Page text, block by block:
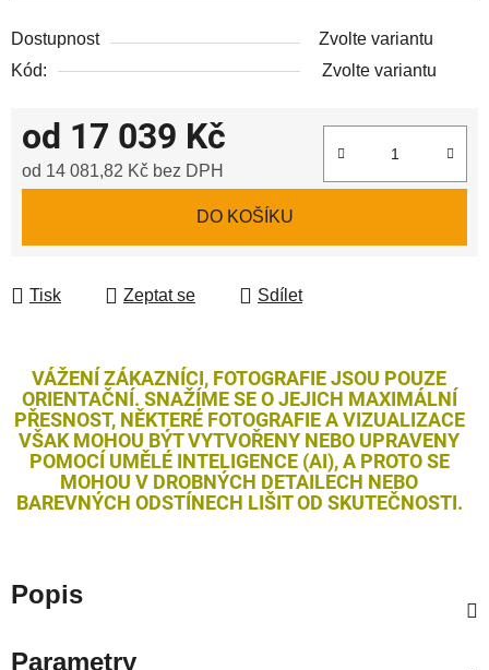
Dostupnost
Zvolte variantu
Kód:
Zvolte variantu
od 17 039 Kč
od 14 081,82 Kč bez DPH
DO KOŠÍKU
Tisk Zeptat se Sdílet
VÁŽENÍ ZÁKAZNÍCI, FOTOGRAFIE JSOU POUZE
ORIENTAČNÍ. SNAŽÍME SE O JEJICH MAXIMÁLNÍ
PŘESNOST, NĚKTERÉ FOTOGRAFIE A VIZUALIZACE
VŠAK MOHOU BÝT VYTVOŘENY NEBO UPRAVENY
POMOCÍ UMĚLÉ INTELIGENCE (AI), A PROTO SE
MOHOU V DROBNÝCH DETAILECH NEBO
BAREVNÝCH ODSTÍNECH LIŠIT OD SKUTEČNOSTI.
Popis
Parametry